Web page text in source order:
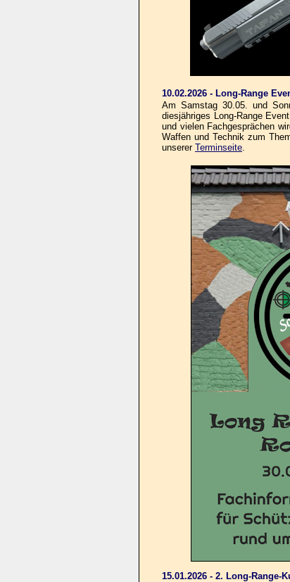
10.02.2026 - Long-Range
Am Samstag 30.05. und
diesjähriges Long-Range
und vielen Fachgesprächen
Waffen und Technik zum
unserer Terminseite.
15.01.2026 - 2. Long-Range-